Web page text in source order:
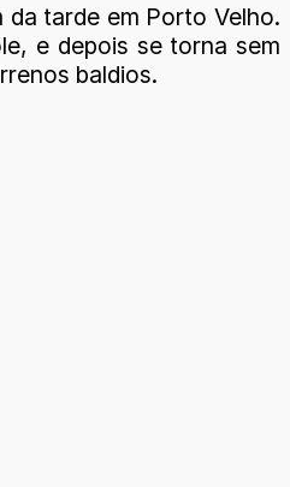
tarde em Porto Velho.
e depois se torna sem
baldios.